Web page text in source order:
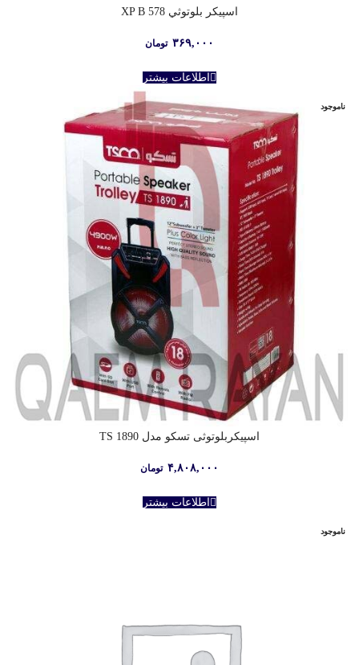
اسپيکر بلوتوثي XP B 578
۳۶۹,۰۰۰ تومان
اطلاعات بیشتر
ناموجود
اسپیکربلوتوثی تسکو مدل TS 1890
۴,۸۰۸,۰۰۰ تومان
اطلاعات بیشتر
ناموجود